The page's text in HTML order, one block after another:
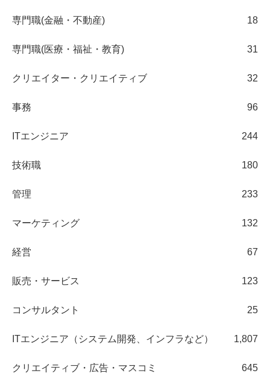
専門職(金融・不動産) 18
専門職(医療・福祉・教育) 31
クリエイター・クリエイティブ 32
事務 96
ITエンジニア 244
技術職 180
管理 233
マーケティング 132
経営 67
販売・サービス 123
コンサルタント 25
ITエンジニア（システム開発、インフラなど） 1,807
クリエイティブ・広告・マスコミ 645